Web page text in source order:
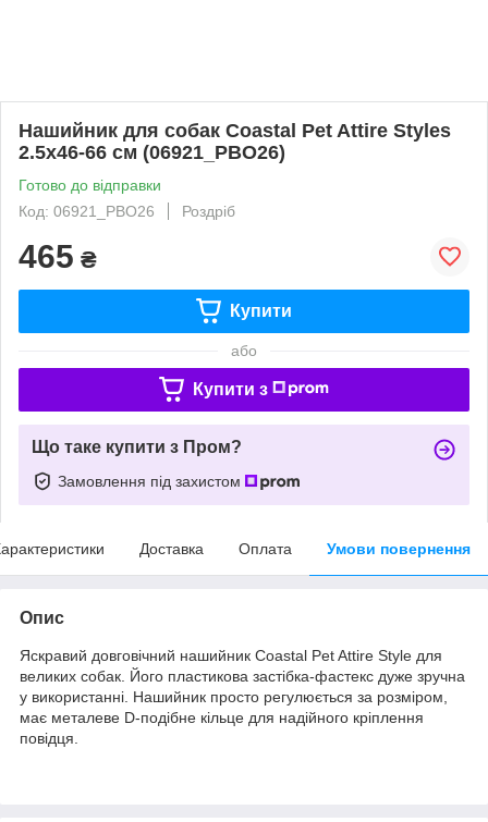
Нашийник для собак Coastal Pet Attire Styles
2.5х46-66 см (06921_PBO26)
Готово до відправки
Код: 06921_PBO26
Роздріб
465 ₴
Купити
або
Купити з
Що таке купити з Пром?
Замовлення під захистом
Доставка Оплата Умови повернення
Опис
Яскравий довговічний нашийник Coastal Pet Attire Style для
великих собак. Його пластикова застібка-фастекс дуже зручна
у використанні. Нашийник просто регулюється за розміром,
має металеве D-подібне кільце для надійного кріплення
повідця.